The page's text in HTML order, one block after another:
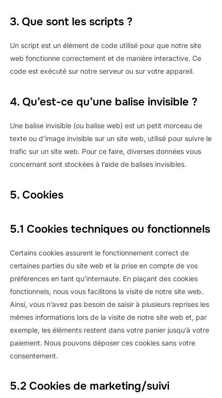
3. Que sont les scripts ?
Un script est un élément de code utilisé pour que notre site
web fonctionne correctement et de manière interactive. Ce
code est exécuté sur notre serveur ou sur votre appareil.
4. Qu’est-ce qu’une balise invisible ?
Une balise invisible (ou balise web) est un petit morceau de
texte ou d’image invisible sur un site web, utilisé pour suivre le
trafic sur un site web. Pour ce faire, diverses données vous
concernant sont stockées à l’aide de balises invisibles.
5. Cookies
5.1 Cookies techniques ou fonctionnels
Certains cookies assurent le fonctionnement correct de
certaines parties du site web et la prise en compte de vos
préférences en tant qu’internaute. En plaçant des cookies
fonctionnels, nous vous facilitons la visite de notre site web.
Ainsi, vous n’avez pas besoin de saisir à plusieurs reprises les
mêmes informations lors de la visite de notre site web et, par
exemple, les éléments restent dans votre panier jusqu’à votre
paiement. Nous pouvons déposer ces cookies sans votre
consentement.
5.2 Cookies de marketing/suivi